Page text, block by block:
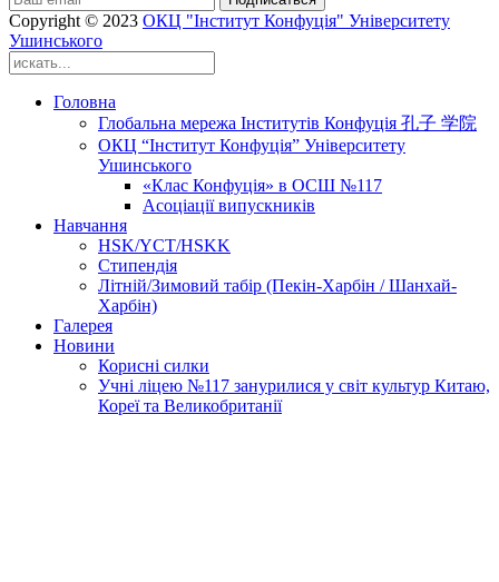
Copyright © 2023 ОКЦ "Інститут Конфуція" Університету
Ушинського
Головна
Глобальна мережа Інститутів Конфуція 孔子 学院
ОКЦ “Інститут Конфуція” Університету
Ушинського
«Клас Конфуція» в ОСШ №117
Асоціації випускників
Навчання
HSK/YCT/HSKK
Стипендія
Літній/Зимовий табір (Пекін-Харбін / Шанхай-
Харбін)
Галерея
Новини
Корисні силки
Учні ліцею №117 занурилися у світ культур Китаю,
Кореї та Великобританії